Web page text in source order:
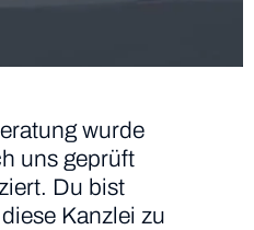
wurde
uns geprüft
Du bist
Kanzlei zu